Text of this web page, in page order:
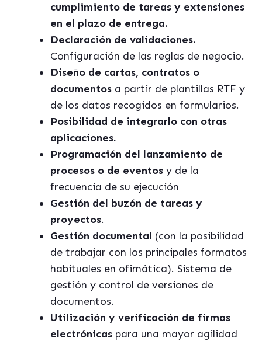
cumplimiento de tareas y extensiones
en el plazo de entrega.
Declaración de validaciones.
Configuración de las reglas de negocio.
Diseño de cartas, contratos o
documentos a partir de plantillas RTF y
de los datos recogidos en formularios.
Posibilidad de integrarlo con otras
aplicaciones.
Programación del lanzamiento de
procesos o de eventos y de la
frecuencia de su ejecución
Gestión del buzón de tareas y
proyectos.
Gestión documental (con la posibilidad
de trabajar con los principales formatos
habituales en ofimática). Sistema de
gestión y control de versiones de
documentos.
Utilización y verificación de firmas
electrónicas para una mayor agilidad